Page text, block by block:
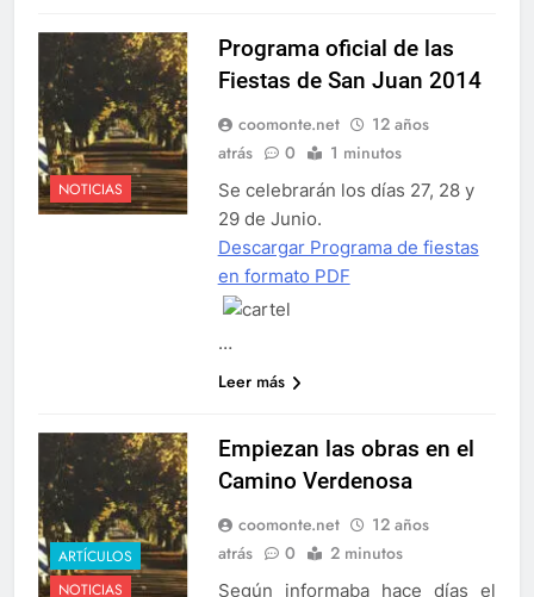
NOTICIAS
Programa oficial de las
Fiestas de San Juan 2014
coomonte.net
12 años
atrás
0 1 minutos
Se celebrarán los días 27, 28 y
29 de Junio.
Descargar Programa de fiestas
en formato PDF
…
Leer más
ARTÍCULOS
NOTICIAS
Empiezan las obras en el
Camino Verdenosa
coomonte.net
12 años
atrás
0 2 minutos
Según informaba hace días el